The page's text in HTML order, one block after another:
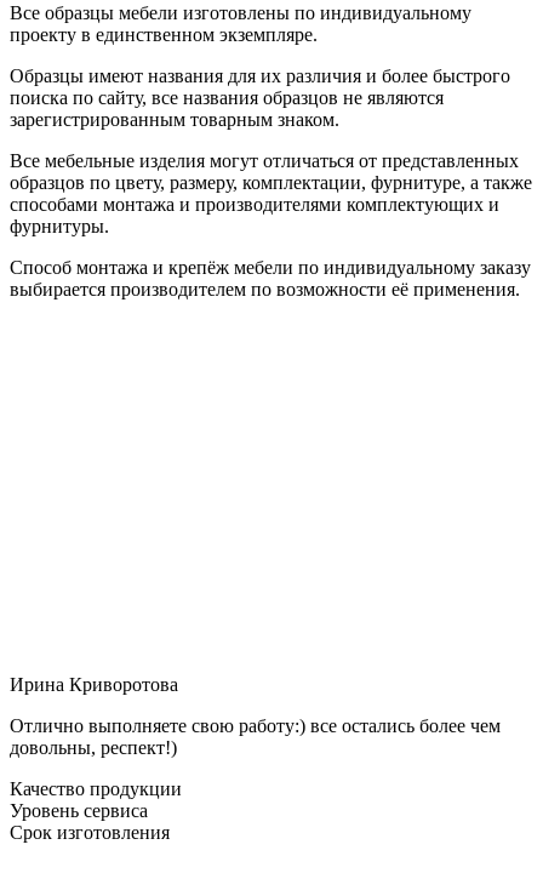
Все образцы мебели изготовлены по индивидуальному
проекту в единственном экземпляре.
Образцы имеют названия для их различия и более быстрого
поиска по сайту, все названия образцов не являются
зарегистрированным товарным знаком.
Все мебельные изделия могут отличаться от представленных
образцов по цвету, размеру, комплектации, фурнитуре, а также
способами монтажа и производителями комплектующих и
фурнитуры.
Способ монтажа и крепёж мебели по индивидуальному заказу
выбирается производителем по возможности её применения.
Ирина Криворотова
Отлично выполняете свою работу:) все остались более чем
довольны, респект!)
Качество продукции
Уровень сервиса
Срок изготовления